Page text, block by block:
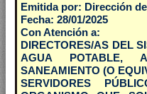
Emitida por: Dirección
Fecha: 28/01/2025
Con Atención a:
DIRECTORES/AS DEL
AGUA POTABLE,
SANEAMIENTO (O
SERVIDORES